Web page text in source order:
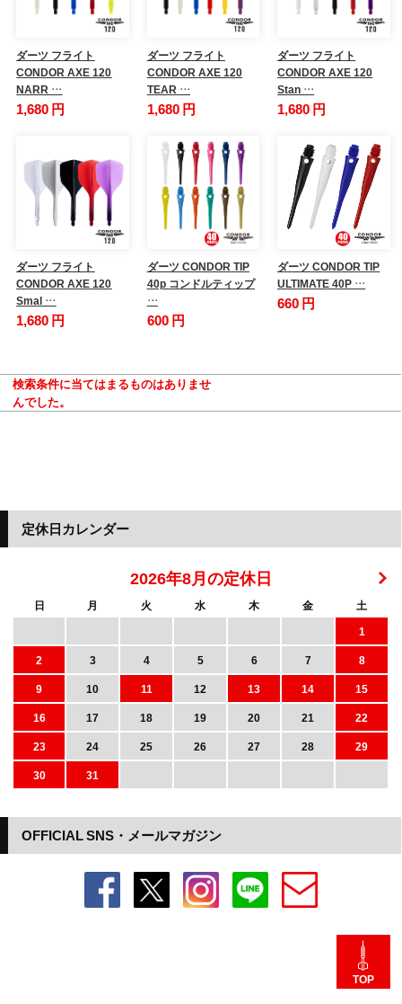
ダーツ フライト
CONDOR AXE 120
NARR …
1,680 円
ダーツ フライト
CONDOR AXE 120
TEAR …
1,680 円
ダーツ フライト
CONDOR AXE 120
Stan …
1,680 円
ダーツ フライト
CONDOR AXE 120
Smal …
1,680 円
ダーツ CONDOR TIP
40p コンドルティップ
…
600 円
ダーツ CONDOR TIP
ULTIMATE 40P …
660 円
検索条件に当てはまるものはありませ
んでした。
OFFICIAL SNS・メールマガジン
定休日カレンダー
2026年8月の定休日
日 月 火 水 木 金
土
1
2
3 4 5 6 7
8
9
10 11 12 13 14
15
16
17 18 19 20 21
22
23
24 25 26 27 28
29
30
31
TOP